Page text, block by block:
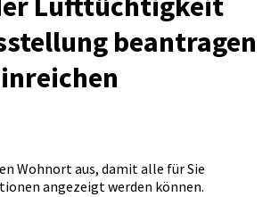
beantragen
Wohnort aus, damit alle für Sie
angezeigt werden können.